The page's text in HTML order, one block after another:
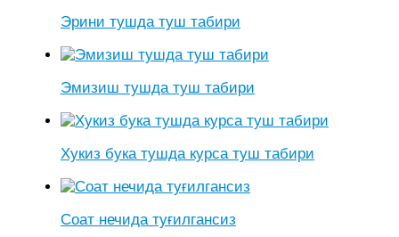
Эрини тушда туш табири
Эмизиш тушда туш табири
Хукиз бука тушда курса туш табири
Соат нечида туғилгансиз